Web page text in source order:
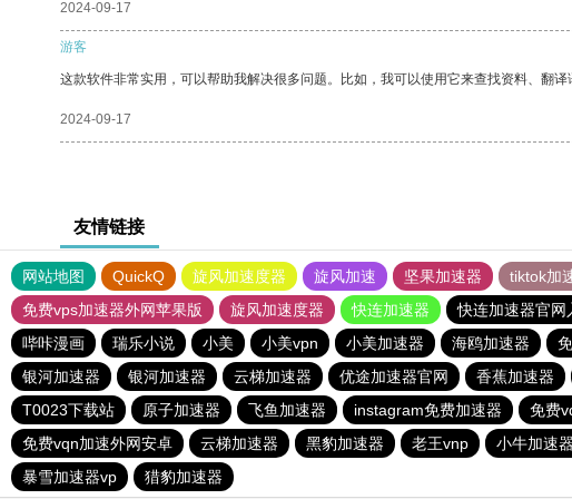
2024-09-17
游客
这款软件非常实用，可以帮助我解决很多问题。比如，我可以使用它来查找资料、翻译
2024-09-17
友情链接
网站地图 QuickQ 旋风加速度器 旋风加速 坚果加速器 tiktok加
免费vps加速器外网苹果版
旋风加速度器 快连加速器 快连加速器官网
哔咔漫画
瑞乐小说 小美 小美vpn 小美加速器 海鸥加速器
银河加速器
银河加速器 云梯加速器 优途加速器官网 香蕉加速器
T0023下载站
原子加速器 飞鱼加速器 instagram免费加速器 免费
免费vqn加速外网安卓
云梯加速器 黑豹加速器 老王vnp 小牛加速器
暴雪加速器vp
猎豹加速器